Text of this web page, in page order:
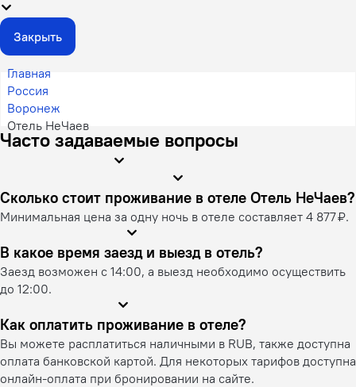
Закрыть
Главная
Россия
Воронеж
Отель НеЧаев
Часто задаваемые вопросы
Сколько стоит проживание в отеле Отель НеЧаев?
Минимальная цена за одну ночь в отеле составляет 4 877 ₽.
В какое время заезд и выезд в отель?
Заезд возможен с 14:00, а выезд необходимо осуществить
до 12:00.
Как оплатить проживание в отеле?
Вы можете расплатиться наличными в RUB, также доступна
оплата банковской картой. Для некоторых тарифов доступна
онлайн-оплата при бронировании на сайте.